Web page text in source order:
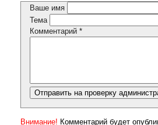
Ваше имя
Тема
Комментарий *
Внимание! Комментарий будет